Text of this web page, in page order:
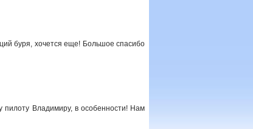
буря, хочется еще! Большое спасибо
пилоту Владимиру, в особенности! Нам